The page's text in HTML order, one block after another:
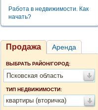
Работа в недвижимости. Как
начать?
Продажа Аренда
ВЫБРАТЬ РАЙОН/ГОРОД:
Псковская область
ТИП НЕДВИЖИМОСТИ:
квартиры (вторичка)